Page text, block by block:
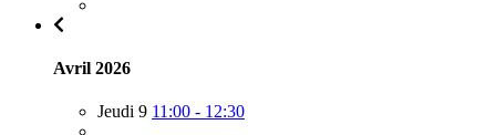
Avril 2026
Jeudi 9 11:00 - 12:30